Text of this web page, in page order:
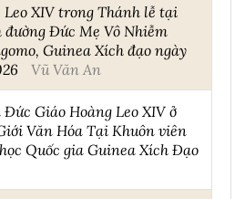
XIV trong Thánh lễ tại
Đức Mẹ Vô Nhiễm
Guinea Xích đạo ngày
Vũ Văn An
Giáo Hoàng Leo XIV ở
Văn Hóa Tại Khuôn viên
Quốc gia Guinea Xích Đạo